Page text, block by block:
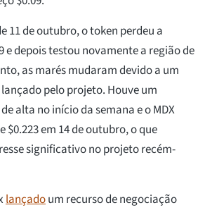
11 de outubro, o token perdeu a
e depois testou novamente a região de
as marés mudaram devido a um
pelo projeto. Houve um
alta no início da semana e o MDX
$0.223 em 14 de outubro, o que
significativo no projeto recém-
lançadoum recurso de negociação